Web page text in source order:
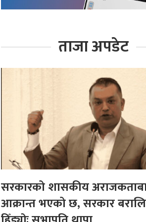
ताजा अपडेट
सरकारको शासकीय
आक्रान्त भएको छ, सरकार